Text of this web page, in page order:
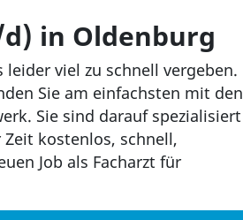
in Oldenburg
viel zu schnell vergeben.
Sie am einfachsten mit den
Sie sind darauf spezialisiert
kostenlos, schnell,
Job als Facharzt für